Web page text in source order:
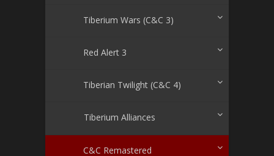
Tiberium Wars (C&C 3)
Red Alert 3
Tiberian Twilight (C&C 4)
Tiberium Alliances
C&C Remastered